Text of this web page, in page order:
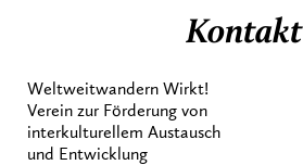
Kontakt
Weltweitwandern Wirkt!
Verein zur Förderung von
interkulturellem Austausch
und Entwicklung